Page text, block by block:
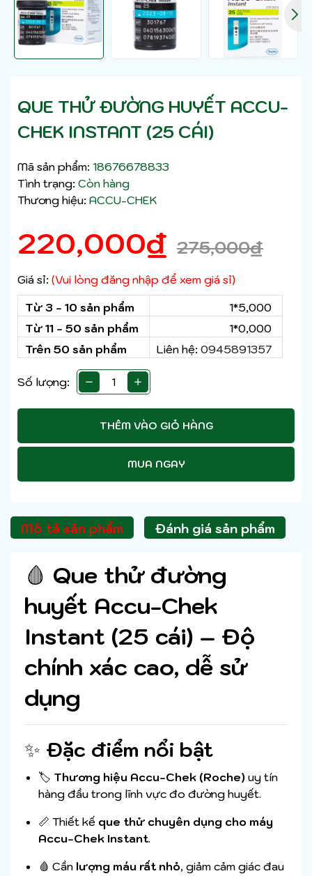
QUE THỬ ĐƯỜNG HUYẾT ACCU-
CHEK INSTANT (25 CÁI)
Mã sản phẩm: 18676678833
Tình trạng: Còn hàng
Thương hiệu: ACCU-CHEK
220,000₫ 275,000₫
Giá sỉ: (Vui lòng đăng nhập để xem giá sỉ)
Từ 3 - 10 sản phẩm
1*5,000
Từ 11 - 50 sản phẩm
1*0,000
Trên 50 sản phẩm
Liên hệ: 0945891357
Số lượng:
THÊM VÀO GIỎ HÀNG
MUA NGAY
Mô tả sản phẩm Đánh giá sản phẩm
🩸 Que thử đường
huyết Accu-Chek
Instant (25 cái) – Độ
chính xác cao, dễ sử
dụng
✨ Đặc điểm nổi bật
🏷️ Thương hiệu Accu-Chek (Roche) uy tín
hàng đầu trong lĩnh vực đo đường huyết.
📏 Thiết kế que thử chuyên dụng cho máy
Accu-Chek Instant.
🩸 Cần lượng máu rất nhỏ, giảm cảm giác đau